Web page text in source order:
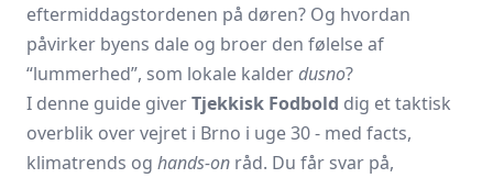
eftermiddagstordenen på døren? Og hvordan
påvirker byens dale og broer den følelse af
“lummerhed”, som lokale kalderdusno?
I denne guide giverTjekkisk Fodbold dig et taktisk
overblik over vejret i Brno i uge 30 - med facts,
klimatrends og hands-on råd. Du får svar på,